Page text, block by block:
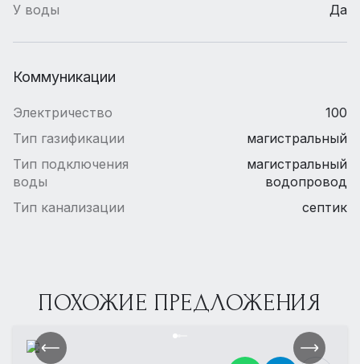
У воды
Да
Коммуникации
Электричество
100
Тип газификации
магистральный
Тип подключения
воды
магистральный
водопровод
Тип канализации
септик
ПОХОЖИЕ ПРЕДЛОЖЕНИЯ